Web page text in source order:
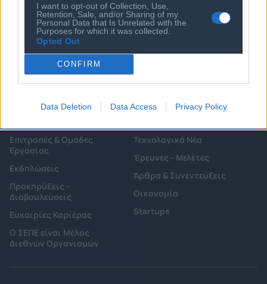
I want to opt-out of Collection, Use,
Retention, Sale, and/or Sharing of my
Personal Data that Is Unrelated with the
Purposes for which it was collected.
Opted Out
CONFIRM
Data Deletion Data Access Privacy Policy
Καταστατικό
Κώδικας Δεοντολογίας
Κανονισμός Διαιτησίας
Ιστορικό
Αιρετά Όργανα
Διοικητικό Προσωπικό &
Επιχειρήσεις - Μέλη
Επιτροπές & Ομάδες
Εργασίας
Εκδηλώσεις
Προκηρύξεις -
Διαβουλεύσεις
Ευκαιρίες Καριέρας
Ο ΣΕΠΕ είναι Μέλος
Διεθνών Οργανισμών
Τεχνολογικά Νέα
Έρευνες - Μελέτες
Άρθρα & Συνεντεύξεις
Οικονομία
Startups